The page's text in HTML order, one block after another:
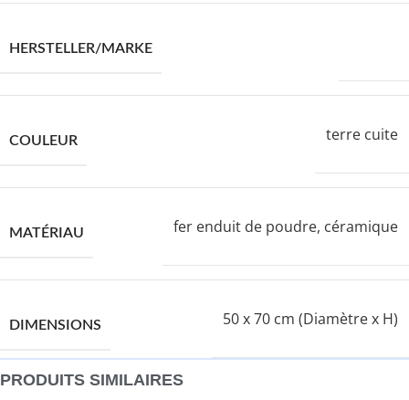
HERSTELLER/MARKE
COULEUR terre cuite
MATÉRIAU fer enduit de poudre, céramique
DIMENSIONS 50 x 70 cm (Diamètre x H)
PRODUITS SIMILAIRES